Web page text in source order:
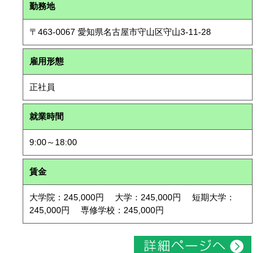
勤務地
〒463-0067 愛知県名古屋市守山区守山3-11-28
雇用形態
正社員
就業時間
9:00～18:00
賃金
大学院：245,000円 大学：245,000円 短期大学：
245,000円 専修学校：245,000円